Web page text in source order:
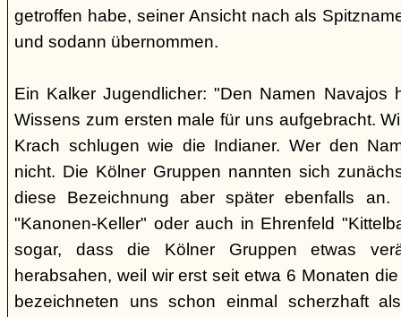
getroffen habe, seiner Ansicht nach als
und sodann übernommen.
Ein Kalker Jugendlicher: "Den Namen Navajos
Wissens zum ersten male für uns aufgebracht.
Krach schlugen wie die Indianer. Wer den
nicht. Die Kölner Gruppen nannten sich
diese Bezeichnung aber später ebenfalls
"Kanonen-Keller" oder auch in Ehrenfeld
sogar, dass die Kölner Gruppen etwas
herabsahen, weil wir erst seit etwa 6 Monaten
bezeichneten uns schon einmal scherzhaft